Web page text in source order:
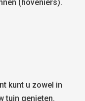
(hoveniers).
kunt u zowel in
tuin genieten.